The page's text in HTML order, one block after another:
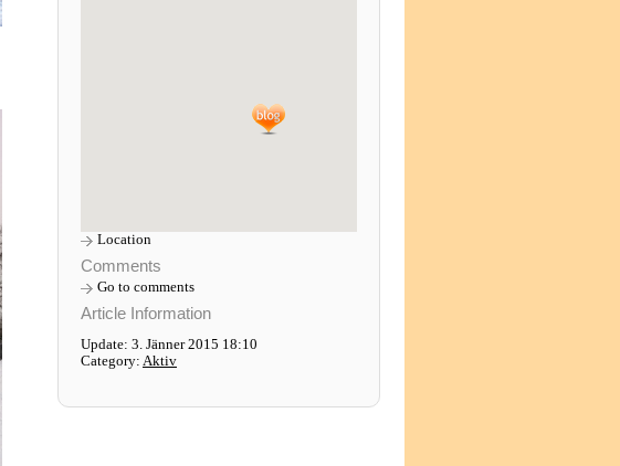
Location
Comments
Go to comments
Article Information
Update: 3. Jänner 2015 18:10
Category: Aktiv